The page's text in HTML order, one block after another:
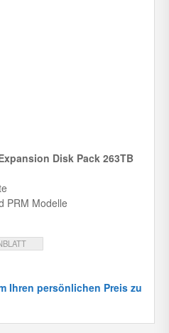
Disk Pack 263TB
PRM Modelle
Ihren persönlichen Preis zu